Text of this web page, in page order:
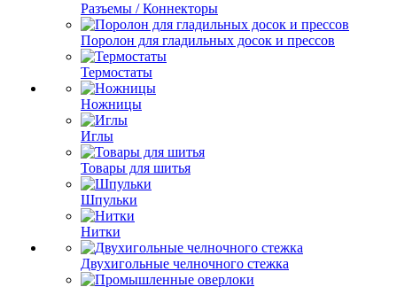
Разъемы / Коннекторы
Поролон для гладильных досок и прессов
Термостаты
Ножницы
Иглы
Товары для шитья
Шпульки
Нитки
Двухигольные челночного стежка